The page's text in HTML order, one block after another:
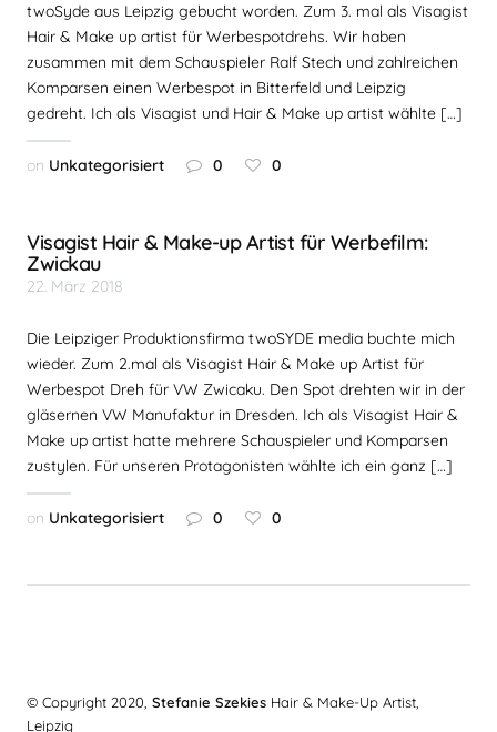
twoSyde aus Leipzig gebucht worden. Zum 3. mal als Visagist
Hair & Make up artist für Werbespotdrehs. Wir haben
zusammen mit dem Schauspieler Ralf Stech und zahlreichen
Komparsen einen Werbespot in Bitterfeld und Leipzig
gedreht. Ich als Visagist und Hair & Make up artist wählte […]
on Unkategorisiert 0 0
Visagist Hair & Make-up Artist für Werbefilm:
Zwickau
22. März 2018
Die Leipziger Produktionsfirma twoSYDE media buchte mich
wieder. Zum 2.mal als Visagist Hair & Make up Artist für
Werbespot Dreh für VW Zwicaku. Den Spot drehten wir in der
gläsernen VW Manufaktur in Dresden. Ich als Visagist Hair &
Make up artist hatte mehrere Schauspieler und Komparsen
zustylen. Für unseren Protagonisten wählte ich ein ganz […]
on Unkategorisiert 0 0
© Copyright 2020,Stefanie Szekies Hair & Make-Up Artist,
Leipzig